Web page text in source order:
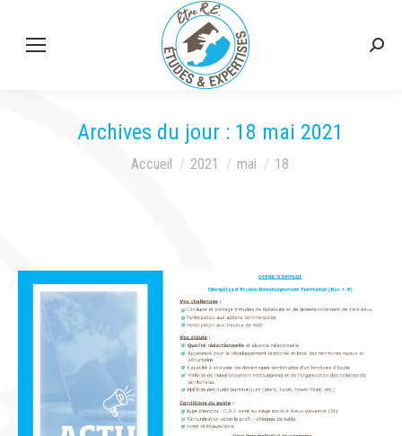
Archives du jour : 18 mai 2021
Vous êtes ici :
Accueil 2021 mai 18